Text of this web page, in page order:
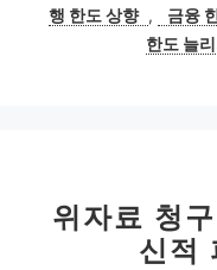
행 한도 상향 , 금융
한도 늘리
위자료 청
신적